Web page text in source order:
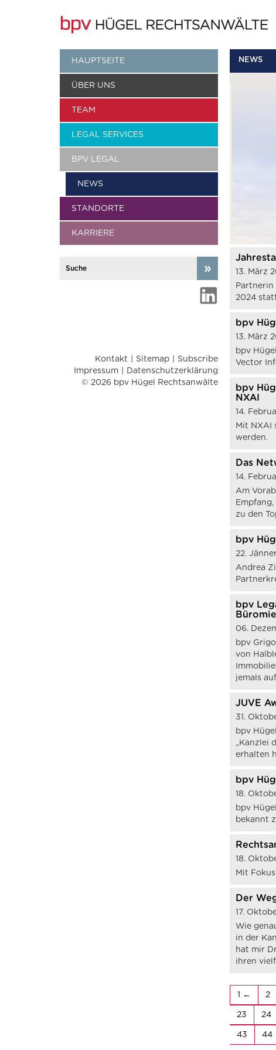
HAUPTSEITE
ÜBER UNS
TEAM
LEGAL SERVICES
BPV LEGAL
NEWS
STANDORTE
KARRIERE
Kontakt Sitemap
Subscribe
Impressum
Datenschutzerklärung
© 2026 bpv Hügel Rechtsanwälte
NEWS
13. März
Partnerin
2024
bpv
13. März
bpv
Vector
bpv
NXAI
14.
Mit NXAI
werden.
Das
14.
Am
zu den
bpv
22.
Andrea
bpv
06.
bpv
von
jemals
JUVE
31.
bpv
„Kanzlei
erhalten
bpv
18.
bpv
bekannt
18.
Mit
Der
17.
Wie
in der
hat mir
ihren
1 2
23 24
43 44